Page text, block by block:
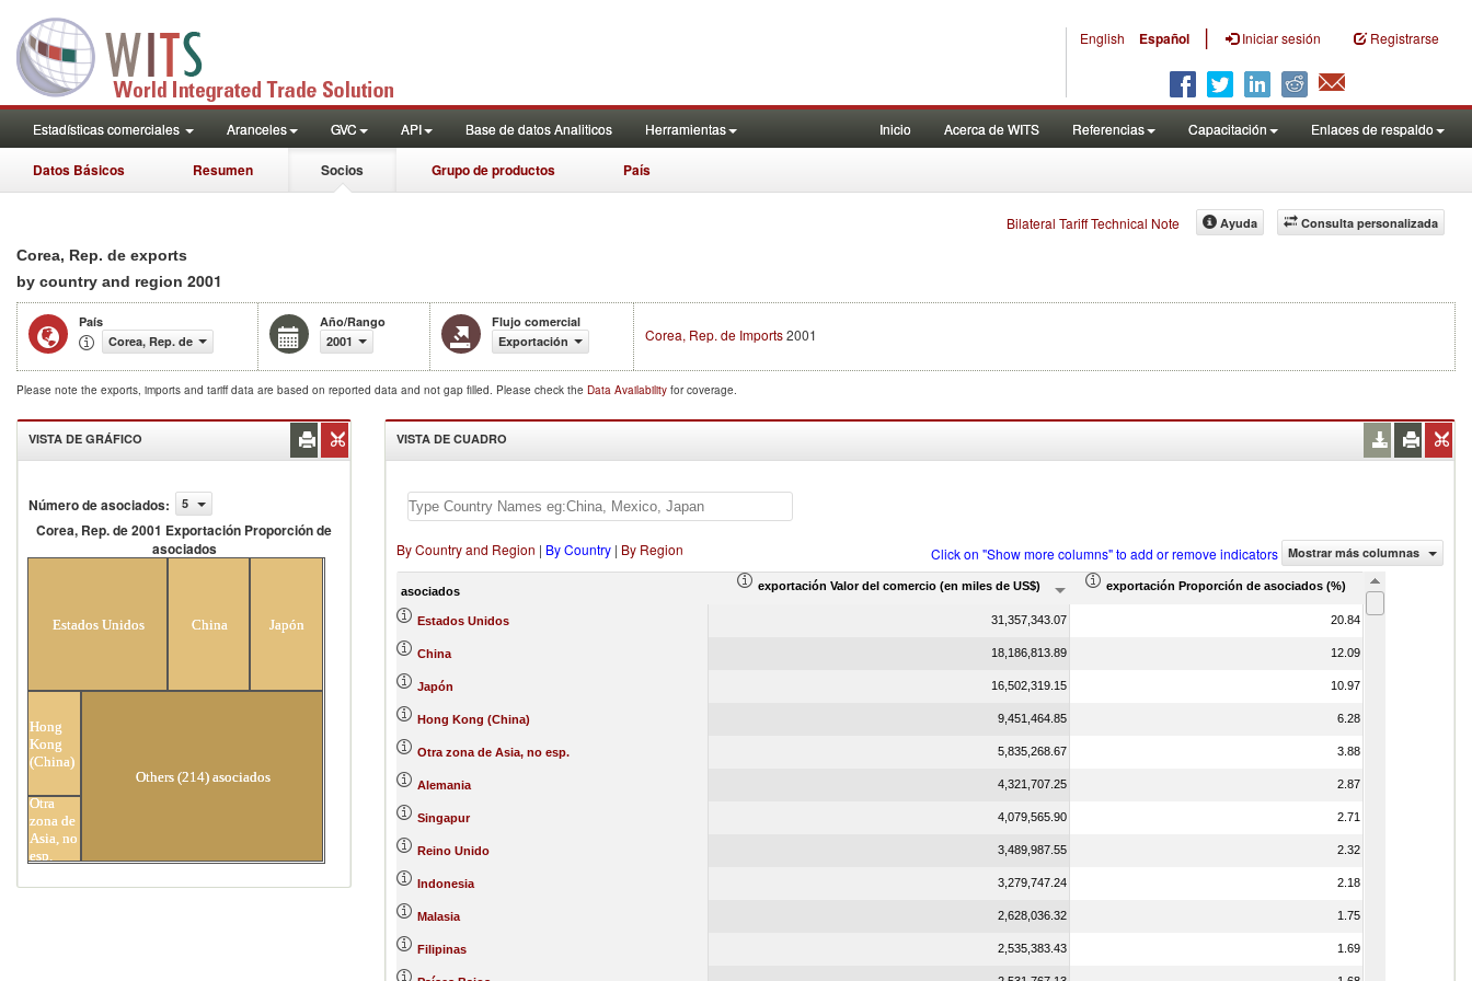
English Español | Iniciar sesión Registrarse
Estadísticas comerciales Aranceles GVC API Base de datos Analiticos Herramientas Inicio Acerca de WITS Referencias Capacitación Enlaces de respaldo
Datos Básicos Resumen Socios Grupo de productos País
Bilateral Tariff Technical Note Consulta personalizada
Ayuda
Corea, Rep. de exports
by country and region 2001
País
Corea, Rep. de
Año/Rango
2001
Flujo comercial
Exportación
Corea, Rep. de Imports2001
Please note the exports, imports and tariff data are based on reported data and not gap filled. Please check the Data Availability for coverage.
VISTA DE GRÁFICO
Número de asociados: 5
Corea, Rep. de 2001 Exportación Proporción de
asociados
Estados Unidos China Japón
Hong
Kong
(China)
Otra
zona de
Asia, no
esp.
Others (214) asociados
VISTA DE CUADRO
By Country and Region | By Country | By Region Click on "Show more columns" to add or remove indicators Mostrar más columnas
asociados exportación Valor del comercio (en miles de US$) exportación Proporción de asociados (%)
Estados Unidos 31,357,343.07 20.84
China 18,186,813.89 12.09
Japón 16,502,319.15 10.97
Hong Kong (China) 9,451,464.85 6.28
Otra zona de Asia, no esp. 5,835,268.67 3.88
Alemania 4,321,707.25 2.87
Singapur 4,079,565.90 2.71
Reino Unido 3,489,987.55 2.32
Indonesia 3,279,747.24 2.18
Malasia 2,628,036.32 1.75
Filipinas 2,535,383.43 1.69